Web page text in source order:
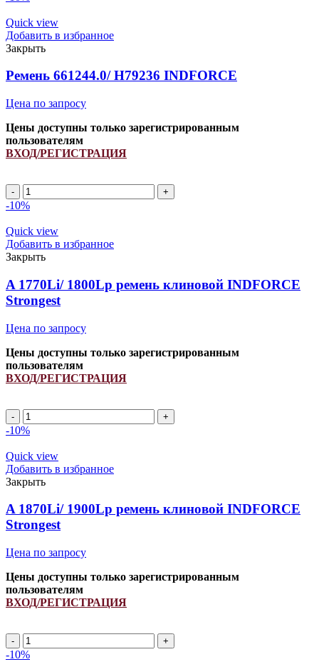
N15202/
274339M91/
843008M1
INDFORCE
quantity
Quick view
Добавить в избранное
Закрыть
Ремень 661244.0/ H79236 INDFORCE
Цена по запросу
Цены доступны только зарегистрированным
пользователям
ВХОД/РЕГИСТРАЦИЯ
Ремень
661244.0/
INDFORCE
quantity
-10%
Quick view
Добавить в избранное
Закрыть
A 1770Li/ 1800Lp ремень клиновой INDFORCE
Strongest
Цена по запросу
Цены доступны только зарегистрированным
пользователям
ВХОД/РЕГИСТРАЦИЯ
A
1770Li/
ремень
клиновой
INDFORCE
Strongest
quantity
-10%
Quick view
Добавить в избранное
Закрыть
A 1870Li/ 1900Lp ремень клиновой INDFORCE
Strongest
Цена по запросу
Цены доступны только зарегистрированным
пользователям
ВХОД/РЕГИСТРАЦИЯ
A
1870Li/
-10%